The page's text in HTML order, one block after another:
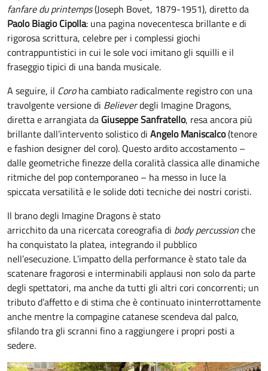
fanfare du printemps(Joseph Bovet, 1879-1951), diretto da
Paolo Biagio Cipolla: una pagina novecentesca brillante e di
rigorosa scrittura, celebre per i complessi giochi
contrappuntistici in cui le sole voci imitano gli squilli e il
fraseggio tipici di una banda musicale.
A seguire, il Coroha cambiato radicalmente registro con una
travolgente versione di Believerdegli Imagine Dragons,
diretta e arrangiata da Giuseppe Sanfratello, resa ancora più
brillante dall’intervento solistico di Angelo Maniscalco(tenore
e fashion designer del coro). Questo ardito accostamento –
dalle geometriche finezze della coralità classica alle dinamiche
ritmiche del pop contemporaneo – ha messo in luce la
spiccata versatilità e le solide doti tecniche dei nostri coristi.
Il brano degli Imagine Dragons è stato
arricchito da una ricercata coreografia di body percussionche
ha conquistato la platea, integrando il pubblico
nell’esecuzione. L’impatto della performance è stato tale da
scatenare fragorosi e interminabili applausi non solo da parte
degli spettatori, ma anche da tutti gli altri cori concorrenti; un
tributo d’affetto e di stima che è continuato ininterrottamente
anche mentre la compagine catanese scendeva dal palco,
sfilando tra gli scranni fino a raggiungere i propri posti a
sedere.